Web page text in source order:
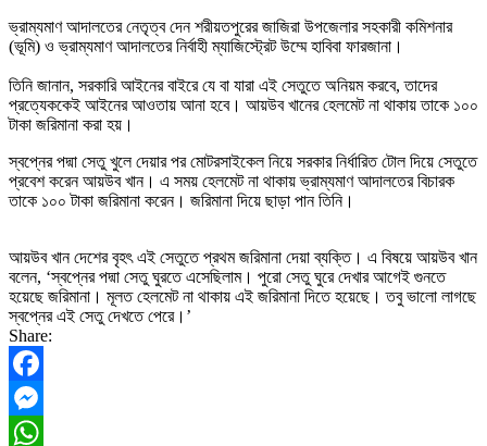
ভ্রাম্যমাণ আদালতের নেতৃত্ব দেন শরীয়তপুরের জাজিরা উপজেলার সহকারী কমিশনার
(ভূমি) ও ভ্রাম্যমাণ আদালতের নির্বাহী ম্যাজিস্ট্রেট উম্মে হাবিবা ফারজানা।
তিনি জানান, সরকারি আইনের বাইরে যে বা যারা এই সেতুতে অনিয়ম করবে, তাদের
প্রত্যেককেই আইনের আওতায় আনা হবে। আয়উব খানের হেলমেট না থাকায় তাকে ১০০
টাকা জরিমানা করা হয়।
স্বপ্নের পদ্মা সেতু খুলে দেয়ার পর মোটরসাইকেল নিয়ে সরকার নির্ধারিত টোল দিয়ে সেতুতে
প্রবেশ করেন আয়উব খান। এ সময় হেলমেট না থাকায় ভ্রাম্যমাণ আদালতের বিচারক
তাকে ১০০ টাকা জরিমানা করেন। জরিমানা দিয়ে ছাড়া পান তিনি।
আয়উব খান দেশের বৃহৎ এই সেতুতে প্রথম জরিমানা দেয়া ব্যক্তি। এ বিষয়ে আয়উব খান
বলেন, ‘স্বপ্নের পদ্মা সেতু ঘুরতে এসেছিলাম। পুরো সেতু ঘুরে দেখার আগেই গুনতে
হয়েছে জরিমানা। মূলত হেলমেট না থাকায় এই জরিমানা দিতে হয়েছে। তবু ভালো লাগছে
স্বপ্নের এই সেতু দেখতে পেরে।’
Share:
Facebook
Messenger